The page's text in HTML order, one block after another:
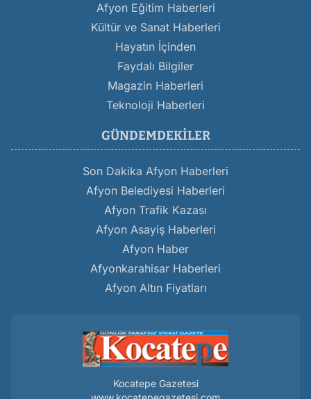
Afyon Eğitim Haberleri
Kültür ve Sanat Haberleri
Hayatın İçinden
Faydalı Bilgiler
Magazin Haberleri
Teknoloji Haberleri
GÜNDEMDEKILER
Son Dakika Afyon Haberleri
Afyon Belediyesi Haberleri
Afyon Trafik Kazası
Afyon Asayiş Haberleri
Afyon Haber
Afyonkarahisar Haberleri
Afyon Altın Fiyatları
Kocatepe Gazetesi